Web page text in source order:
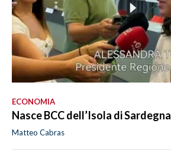
ECONOMIA
Nasce BCC dell’Isola di Sardegna
Matteo Cabras